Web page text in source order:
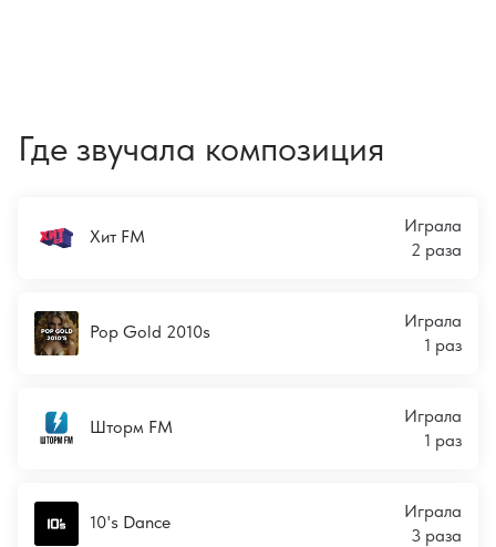
Где звучала композиция
Хит FM
Играла
2 раза
Pop Gold 2010s
Играла
1 раз
Шторм FM
Играла
1 раз
10's Dance
Играла
3 раза